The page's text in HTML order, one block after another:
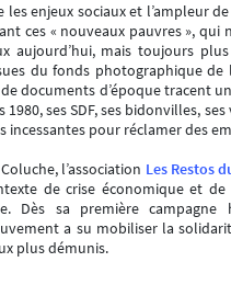
les enjeux sociaux et l’ampleur
ces « nouveaux pauvres », qui
aujourd’hui, mais toujours
du fonds photographique de
documents d’époque tracent
ses SDF, ses bidonvilles, ses
incessantes pour réclamer des
l’association Les Restos
de crise économique et
Dès sa première campagne
a su mobiliser la
plus démunis.